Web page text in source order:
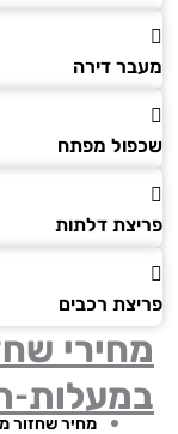
דירה
מפתח
דלתות
רכבים
מחיר שחזור